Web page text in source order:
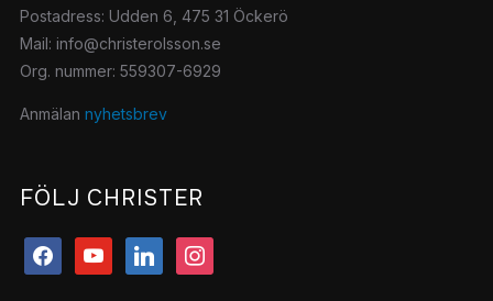
Postadress: Udden 6, 475 31 Öckerö
Mail: info@christerolsson.se
Org. nummer: 559307-6929
Anmälan nyhetsbrev
FÖLJ CHRISTER
facebookyoutube linkedin instagram